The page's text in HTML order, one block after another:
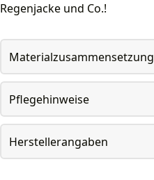
Regenjacke und Co.!
Materialzusammensetzung
Pflegehinweise
Herstellerangaben